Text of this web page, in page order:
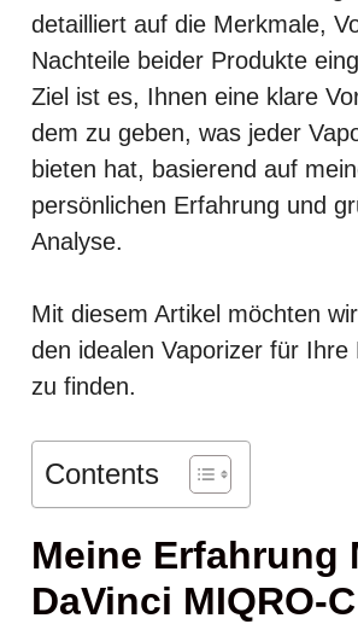
detailliert auf die Merkmale,
Nachteile beider Produkte
Ziel ist es, Ihnen eine klare
dem zu geben, was jeder
bieten hat, basierend auf
persönlichen Erfahrung und
Analyse.
Mit diesem Artikel möchten
den idealen Vaporizer für Ihre
zu finden.
Contents
Meine Erfahrung
DaVinci MIQRO-C